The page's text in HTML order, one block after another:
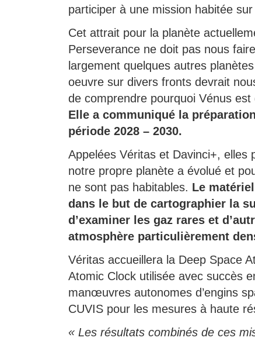
participer à une mission habitée
Cet attrait pour la planète
Perseverance ne doit pas nous
largement quelques autres
oeuvre sur divers fronts devrait
de comprendre pourquoi Vénus
Elle a communiqué la
période 2028 – 2030.
Appelées Véritas et Davinci+,
notre propre planète a évolué et
ne sont pas habitables. Le
dans le but de cartographier la
d’examiner les gaz rares et
atmosphère particulièrement
Véritas accueillera la Deep Space
Atomic Clock utilisée avec succès
manœuvres autonomes d’engins
CUVIS pour les mesures à haute
« Les résultats combinés de ces